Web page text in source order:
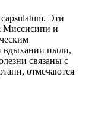
Эти
Миссисипи и
вдыхании пыли,
связаны с
отмечаются